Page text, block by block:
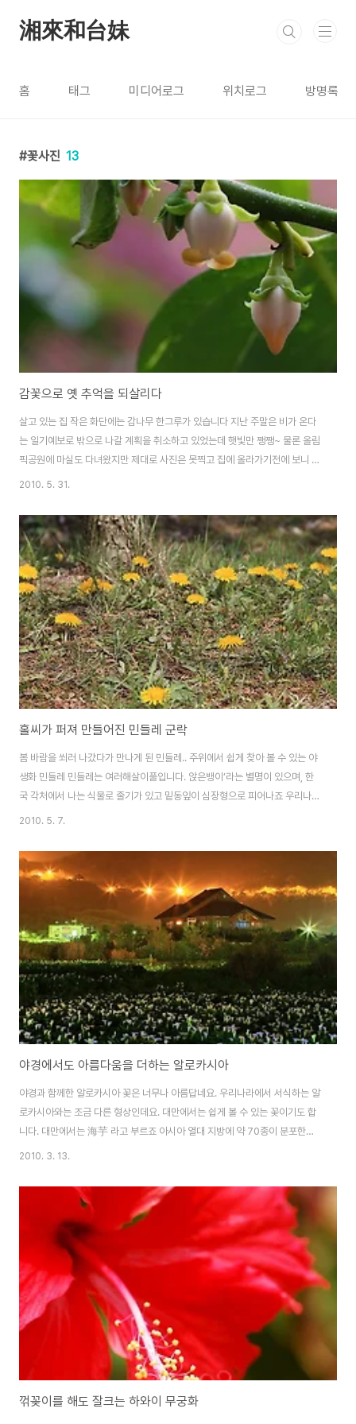
湘來和台妹
홈 태그 미디어로그 위치로그 방명록
꽃사진 13
감꽃으로 옛 추억을 되살리다
살고 있는 집 작은 화단에는 감나무 한그루가 있습니다 지난 주말은 비가 온다
는 일기예보로 밖으로 나갈 계획을 취소하고 있었는데 햇빛만 쨍쨍~ 물론 올림
픽공원에 마실도 다녀왔지만 제대로 사진은 못찍고 집에 올라가기전에 보니 감
꽃이 두둑두둑 떨어지는 소리가 들리더군요 갈색 콩과 하얀 콩들이 멍석처럼깔
감꽃에는 비타민 C 성분이 많이 들어있어 건강에도 좋고, 감꽃을 수확 그늘에
말려 감꽃 차로도 이용되고 있으며, 말린 감꽃을 볶아 가루를 만들어 찻 수저 반
정도를 하루에 3회 먹으면 설사에도 효능이 있다고 합니다 꽃이 떨어지는 소리
와 꿀벌이 찾아와 윙윙거리는 소리도 함께 들리는데요. 떨어진 감꽃을 한주먹
들고 집에와서 다시 찍어봤습니다^^
2010. 5. 31.
홀씨가 퍼져 만들어진 민들레 군락
봄 바람을 쐬러 나갔다가 만나게 된 민들레.. 주위에서 쉽게 찾아 볼 수 있는 야
생화 민들레 민들레는 여러해살이풀입니다. 앉은뱅이’라는 별명이 있으며, 한
국 각처에서 나는 식물로 줄기가 있고 밑동잎이 심장형으로 피어나죠 우리나라
토종 민들레도 있지만, 지금은 서양에서 들어온 민들레를 더 쉽게 찾을 수 있어
꽃이 시들어도 꽃잎은 그대로 그자리에서 마르고 씨방이 자라고 영글면서 갓털
이 길어지고 날아갈 준비가 되면, 뭉쳐서 마른 꽃잎이 떨어져 나갑니다.
2010. 5. 7.
야경에서도 아름다움을 더하는 알로카시아
야경과 함께한 알로카시아 꽃은 너무나 아름답네요. 우리나라에서 서식하는 알
로카시아와는 조금 다른 형상인데요. 대만에서는 쉽게 볼 수 있는 꽃이기도 합
니다. 대만에서는 海芋 라고 부르죠 아시아 열대 지방에 약 70종이 분포한다.
관엽식물이 많으며, 알줄기가 있다. 마크로리자(A. macrorhiza)는 강한 독성
필리핀이 원산지인 산데리아나(A. sanderiana)는 잎이 삼각형이고 가장자리
가 깊게 갈라지며 은빛이 도는 맥이 있어 아름답다. 보르네오가 원산지인 로우
이(A. lowii)는 산데리아나와 비슷하게 생겼으나 잎이 갈라지지 않는다. 메타
리카(A. indica var. metarica)는 잎이 크고 둥글며, 온도가 ..
2010. 3. 13.
꺾꽂이를 해도 잘크는 하와이 무궁화